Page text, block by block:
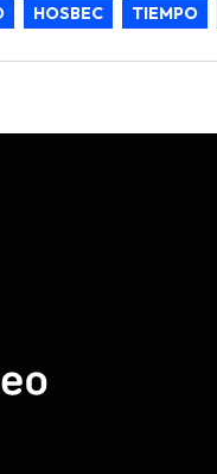
HOSBEC TIEMPO